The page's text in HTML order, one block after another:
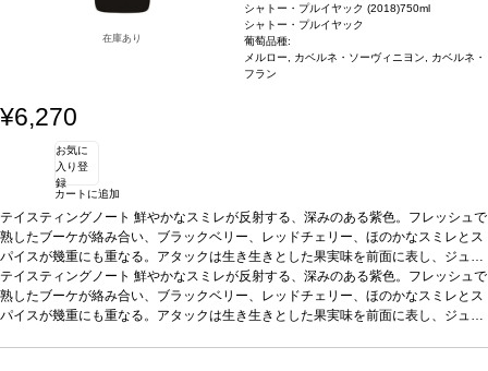
在庫あり
シャトー・プルイヤック (2018)750ml
シャトー・プルイヤック
葡萄品種:
メルロー, カベルネ・ソーヴィニヨン, カベルネ・
フラン
¥6,270
お気に
入り登
録
カートに追加
テイスティングノート 鮮やかなスミレが反射する、深みのある紫色。フレッシュで
熟したブーケが絡み合い、ブラックベリー、レッドチェリー、ほのかなスミレとス
パイスが幾重にも重なる。アタックは生き生きとした果実味を前面に表し、ジュー
シーで均整の取れた輪郭へと続く。バランスは完璧で、滑らかなタンニンはエレガ
ントなストラクチャーに継ぎ目なく溶け込んでいる。ミネラルのタッチと余韻が複
雑さを高め、調和の取れた、テロワールを存分に愉しめる逸品。合う料理
ビー
テイスティングノート 鮮やかなスミレが反射する、深みのある紫色。フレッシュで
熟したブーケが絡み合い、ブラックベリー、レッドチェリー、ほのかなスミレとス
パイスが幾重にも重なる。アタックは生き生きとした果実味を前面に表し、ジュー